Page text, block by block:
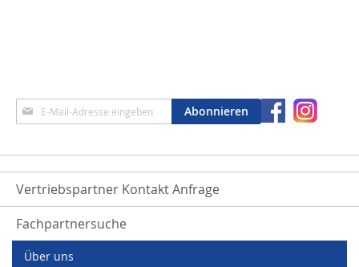
Anmeldung
zum
Abonnieren
Vertriebspartner Kontakt Anfrage
Fachpartnersuche
Über uns